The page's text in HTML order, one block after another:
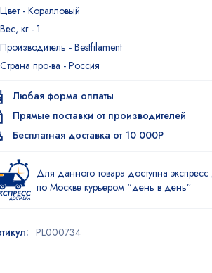
Цвет - Коралловый
Вес, кг - 1
Производитель - Bestfilament
Страна про-ва - Россия
Любая форма оплаты
Прямые поставки от производителей
Бесплатная доставка от 10 000Р
Для данного товара доступна экспресс
по Москве курьером “день в день”
PL000734